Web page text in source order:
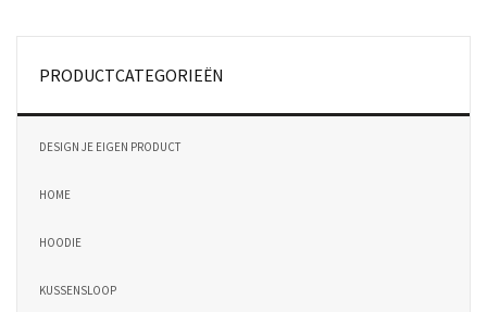
PRODUCTCATEGORIEËN
DESIGN JE EIGEN PRODUCT
HOME
HOODIE
KUSSENSLOOP